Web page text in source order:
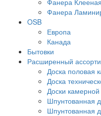
Фанера
OSB
Европа
Канада
Бытовки
Расширенный
Доска половая
Доска
Доски
Шпунтованная
Шпунтованная